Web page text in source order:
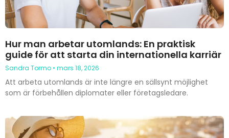
Hur man arbetar utomlands: En praktisk
guide för att starta din internationella karriär
Sandra Tormo mars 18, 2026
Att arbeta utomlands är inte längre en sällsynt möjlighet
som är förbehållen diplomater eller företagsledare.